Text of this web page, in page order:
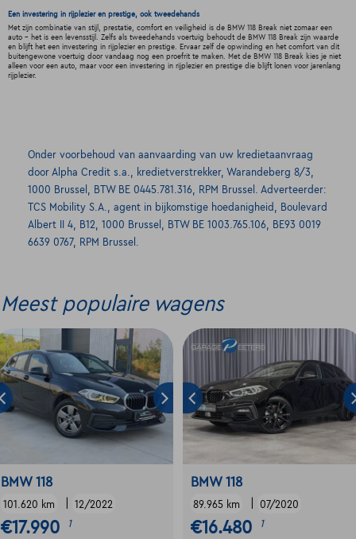
Een investering in rijplezier en prestige, ook tweedehands
Met zijn combinatie van stijl, prestatie, comfort en veiligheid is de BMW 118 Break niet zomaar een
auto - het is een levensstijl. Zelfs als tweedehands voertuig behoudt de BMW 118 Break zijn waarde
en blijft het een investering in rijplezier en prestige. Ervaar zelf de opwinding en het comfort van dit
buitengewone voertuig door vandaag nog een proefrit te maken. Met de BMW 118 Break kies je niet
alleen voor een auto, maar voor een investering in rijplezier en prestige die blijft lonen voor jarenlang
rijplezier.
Onder voorbehoud van aanvaarding van uw kredietaanvraag
door Alpha Credit s.a., kredietverstrekker, Warandeberg 8/3,
1000 Brussel, BTW BE 0445.781.316, RPM Brussel. Adverteerder:
TCS Mobility S.A., agent in bijkomstige hoedanigheid, Boulevard
Albert II 4, B12, 1000 Brussel, BTW BE 1003.765.106, BE93 0019
6639 0767, RPM Brussel.
Meest populaire wagens
BMW 118
101.620 km 12/2022
€17.990 1
BMW 118
89.965 km 07/2020
€16.480 1